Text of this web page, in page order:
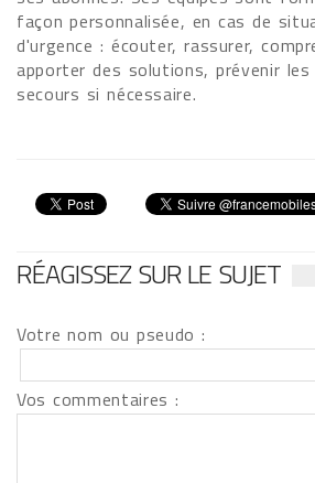
façon personnalisée, en cas de
d'urgence : écouter, rassurer,
apporter des solutions, prévenir
secours si nécessaire.
RÉAGISSEZ SUR LE SUJET
Votre nom ou pseudo :
Vos commentaires :